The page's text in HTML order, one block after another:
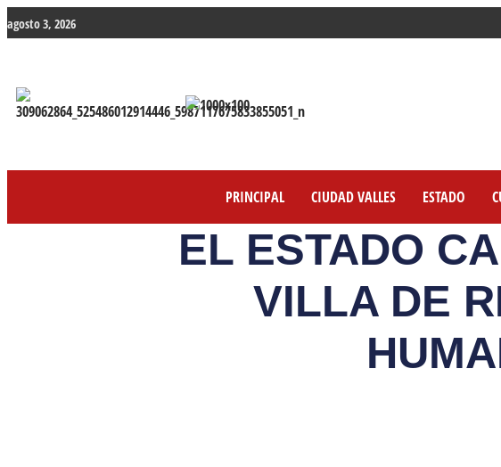
agosto 3, 2026
PRINCIPAL CIUDAD VALLES ESTADO
EL ESTADO
VILLA DE